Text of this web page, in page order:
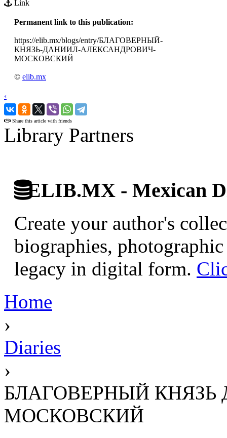
Link
Permanent link to this publication:
https://elib.mx/blogs/entry/БЛАГОВЕРНЫЙ-
КНЯЗЬ-ДАНИИЛ-АЛЕКСАНДРОВИЧ-
МОСКОВСКИЙ
© elib.mx
‹
›
Share this article with friends
Library Partners
ELIB.MX - Mexican
Create your author's
biographies,
legacy in digital form.
Home
›
Diaries
›
БЛАГОВЕРНЫЙ
МОСКОВСКИЙ